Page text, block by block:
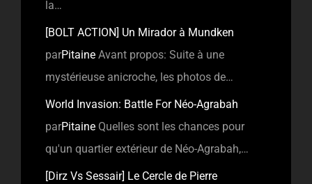
la…
[BOLT ACTION] Un Mirador à Mundken
parPitaine Avant propos: Suite à une
mystérieuse anicroche, les photos de…
World Invasion: Battle For Néo-Agrabah
parPitaine Quelles sont les chances pour
qu'un quartier extérieur de Néo-Agrabah,…
[Dirz Vs Sessair] Le Cercle de Pierre